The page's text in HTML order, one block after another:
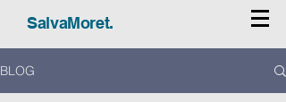
SalvaMoret.
BLOG